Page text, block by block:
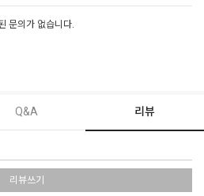
문의가 없습니다.
Q&A 리뷰
리뷰쓰기